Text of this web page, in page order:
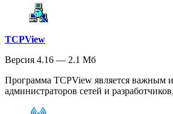
TCPView
Версия 4.16 — 2.1 Мб
Программа TCPView является важным
администраторов сетей и